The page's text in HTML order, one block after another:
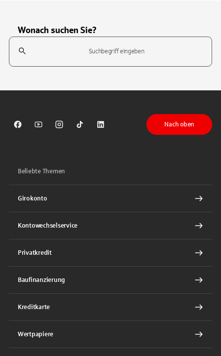
Wonach suchen Sie?
Suchfeld
Sparkasse auf Facebook
Sparkasse auf Youtube
Sparkasse auf Instagram
Sparkasse auf TikTok
Sparkasse auf LinkedIn
Nach oben
Beliebte Themen
Girokonto
Kontowechselservice
Privatkredit
Baufinanzierung
Kreditkarte
Wertpapiere